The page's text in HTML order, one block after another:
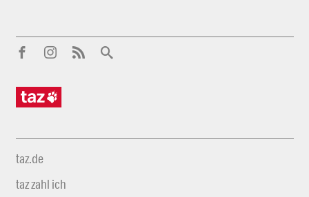
taz.de
taz zahl ich